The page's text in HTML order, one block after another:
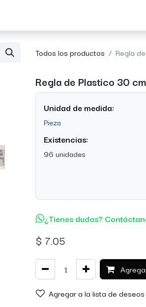
Todos los productos Regla
Regla de Plastico 30
Unidad de medida:
Pieza
Existencias:
96 unidades
¿Tienes dudas?
$ 7.05
Agregar a la lista de deseos